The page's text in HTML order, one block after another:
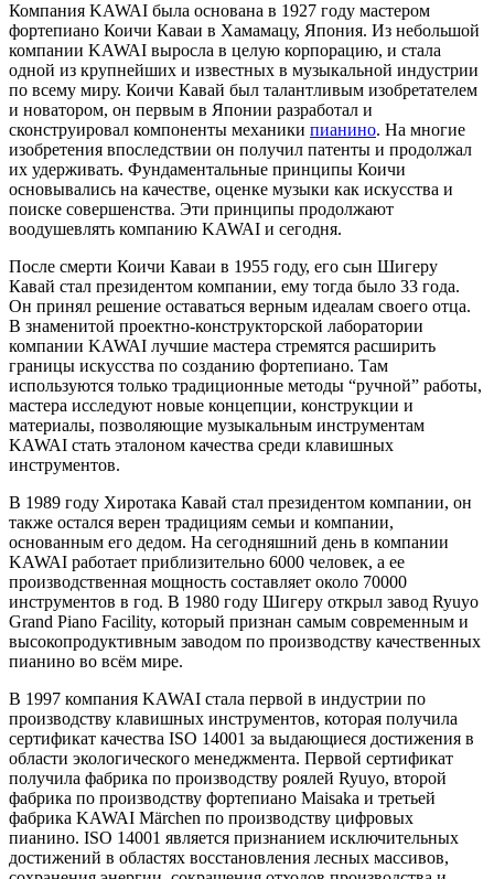
Компания KAWAI была основана в 1927 году мастером
фортепиано Коичи Каваи в Хамамацу, Япония. Из небольшой
компании KAWAI выросла в целую корпорацию, и стала
одной из крупнейших и известных в музыкальной индустрии
по всему миру. Коичи Кавай был талантливым изобретателем
и новатором, он первым в Японии разработал и
сконструировал компоненты механики пианино. На многие
изобретения впоследствии он получил патенты и продолжал
их удерживать. Фундаментальные принципы Коичи
основывались на качестве, оценке музыки как искусства и
поиске совершенства. Эти принципы продолжают
воодушевлять компанию KAWAI и сегодня.
После смерти Коичи Каваи в 1955 году, его сын Шигеру
Кавай стал президентом компании, ему тогда было 33 года.
Он принял решение оставаться верным идеалам своего отца.
В знаменитой проектно-конструкторской лаборатории
компании KAWAI лучшие мастера стремятся расширить
границы искусства по созданию фортепиано. Там
используются только традиционные методы “ручной” работы,
мастера исследуют новые концепции, конструкции и
материалы, позволяющие музыкальным инструментам
KAWAI стать эталоном качества среди клавишных
инструментов.
В 1989 году Хиротака Кавай стал президентом компании, он
также остался верен традициям семьи и компании,
основанным его дедом. На сегодняшний день в компании
KAWAI работает приблизительно 6000 человек, а ее
производственная мощность составляет около 70000
инструментов в год. В 1980 году Шигеру открыл завод Ryuyo
Grand Piano Facility, который признан самым современным и
высокопродуктивным заводом по производству качественных
пианино во всём мире.
В 1997 компания KAWAI стала первой в индустрии по
производству клавишных инструментов, которая получила
сертификат качества ISO 14001 за выдающиеся достижения в
области экологического менеджмента. Первой сертификат
получила фабрика по производству роялей Ryuyo, второй
фабрика по производству фортепиано Maisaka и третьей
фабрика KAWAI Märchen по производству цифровых
пианино. ISO 14001 является признанием исключительных
достижений в областях восстановления лесных массивов,